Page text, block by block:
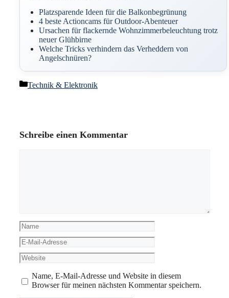
Platzsparende Ideen für die Balkonbegrünung
4 beste Actioncams für Outdoor-Abenteuer
Ursachen für flackernde Wohnzimmerbeleuchtung trotz
neuer Glühbirne
Welche Tricks verhindern das Verheddern von
Angelschnüren?
Kategorien
Technik & Elektronik
Schreibe einen Kommentar
Name
E-
Mail-
Adresse
Website
Name, E-Mail-Adresse und Website in diesem
Browser für meinen nächsten Kommentar speichern.